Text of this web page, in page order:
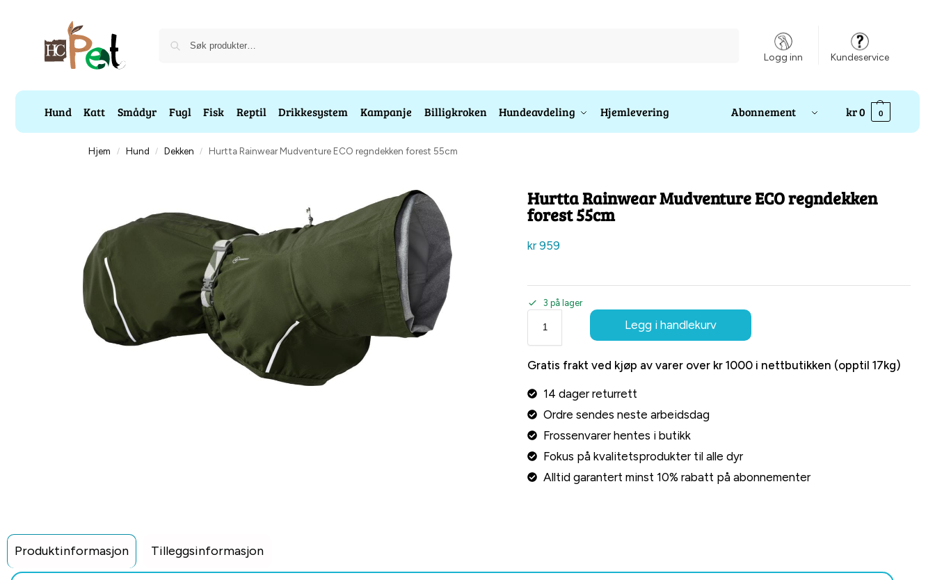
Logg inn Kundeservice
Hund Katt Smådyr Fugl Fisk Reptil Drikkesystem Kampanje Billigkroken Hundeavdeling Hjemlevering Abonnement kr0 0
Hjem / Hund / Dekken / Hurtta Rainwear Mudventure ECO regndekken forest 55cm
Hurtta Rainwear Mudventure ECO regndekken
forest 55cm
kr959
3 på lager
Legg i handlekurv
Gratis frakt ved kjøp av varer over kr 1000 i nettbutikken (opptil 17kg)
14 dager returrett
Ordre sendes neste arbeidsdag
Frossenvarer hentes i butikk
Fokus på kvalitetsprodukter til alle dyr
Alltid garantert minst 10% rabatt på abonnementer
Produktinformasjon Tilleggsinformasjon